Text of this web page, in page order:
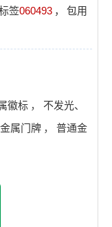
签060493 ，
包用
徽标 ，
不发光、
金属门牌 ，
普通金